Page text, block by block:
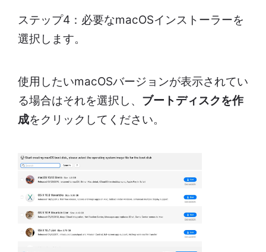
ステップ4：必要なmacOSインストーラーを
選択します。
使用したいmacOSバージョンが表示されてい
る場合はそれを選択し、 ブートディスクを作
成をクリックしてください。